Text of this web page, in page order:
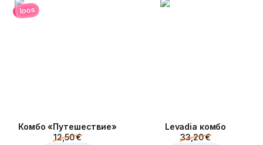
loos
Комбо «Путешествие»
12,50 €
Levadia комбо
33,20 €